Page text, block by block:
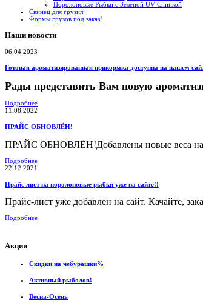
Поролоновые Рыбки с Зеленой UV Спинкой
Свинец для грузил
Формы грузов под заказ!
Наши новости
06.04.2023
Готовая ароматизированная прикормка доступна на нашем
Рады представить Вам новую
Подробнее
11.08.2022
ПРАЙС ОБНОВЛЁН!
ПРАЙС ОБНОВЛЁН!Добавлены новые веса на
Подробнее
22.12.2021
Прайс лист на поролоновые рыбки уже на сайте!!
Прайс-лист уже добавлен на сайт. Качайте,
Подробнее
Акции
Скидки на чебурашки%
Активный рыболов!
Весна-Осень